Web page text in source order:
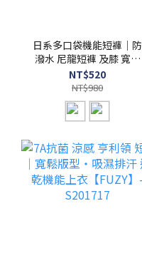
日系多口袋機能短褲｜防
潑水 尼龍短褲 及膝 寬鬆
剪裁【FUZY】- P202553
NT$520
NT$980